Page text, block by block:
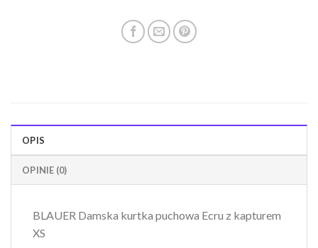
OPIS
OPINIE (0)
BLAUER Damska kurtka puchowa Ecru z kapturem
XS